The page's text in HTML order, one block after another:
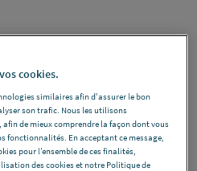
cookies.
similaires afin d'assurer le bon
son trafic. Nous les utilisons
de mieux comprendre la façon dont vous
fonctionnalités. En acceptant ce message,
pour l’ensemble de ces finalités,
des cookies et notre Politique de